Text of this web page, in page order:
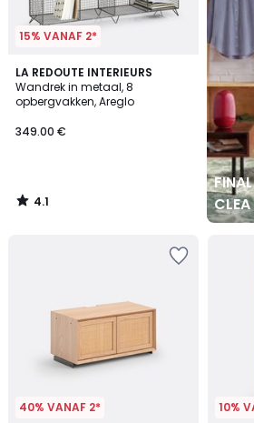
15% VANAF 2*
LA REDOUTE INTERIEURS
Wandrek in metaal, 8
opbergvakken, Areglo
349.00 €
4.1
/ 5
4.1
/
FINAL
40% VANAF 2* 10%